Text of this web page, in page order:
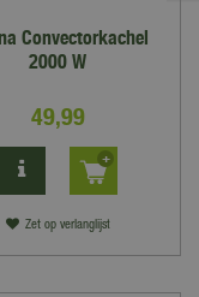
Convectorkachel
2000 W
49,99
Zet op verlanglijst